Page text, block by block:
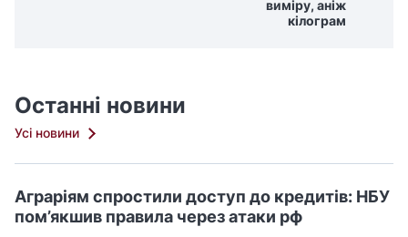
виміру, аніж
кілограм
Останні новини
Усі новини
Аграріям спростили доступ до кредитів: НБУ
пом’якшив правила через атаки рф